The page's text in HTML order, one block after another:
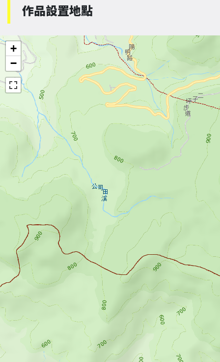
作品設置地點
+
−